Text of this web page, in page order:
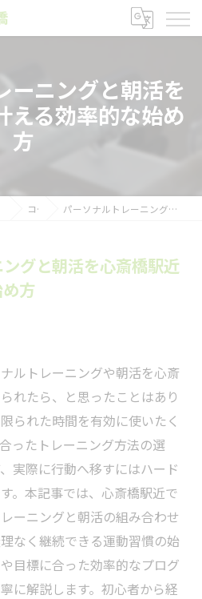
ーニングと朝活を
える効率的な始め
方
コラム パーソナルトレーニングと朝活を心斎橋駅近で叶える効率的な始め方
グと朝活を心斎橋駅近
方
ルトレーニングや朝活を心斎
れたら、と思ったことはあり
られた時間を有効に使いたく
ったトレーニング方法の選
実際に行動へ移すにはハード
。本記事では、心斎橋駅近で
ーニングと朝活の組み合わせ
なく継続できる運動習慣の始
目標に合った効率的なプログ
に解説します。初心者から経